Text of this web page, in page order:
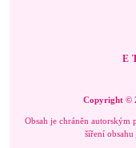
Copyright ©
Obsah je chráněn
šíření obsahu